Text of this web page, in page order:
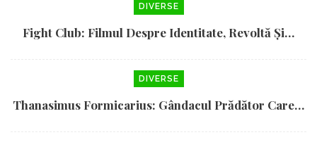
DIVERSE
Fight Club: Filmul Despre Identitate, Revoltă Și…
DIVERSE
Thanasimus Formicarius: Gândacul Prădător Care…